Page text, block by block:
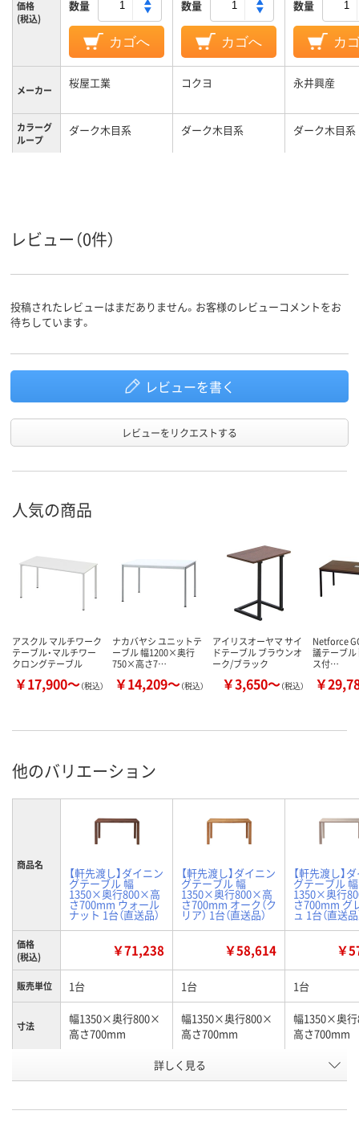
価格
(税込)
数量
カゴへ
数量
カゴへ
数量
カ
メーカー 桜屋工業 コクヨ 永井興産
カラーグ
ループ
ダーク木目系 ダーク木目系 ダーク木目系
レビュー（0件）
投稿されたレビューはまだありません。お客様のレビューコメントをお
待ちしています。
レビューを書く
レビューをリクエストする
人気の商品
アスクル マルチワーク
テーブル・マルチワー
クロングテーブル
￥17,900～（税込）
ナカバヤシ ユニットテ
ーブル 幅1200×奥行
750×高さ7…
￥14,209～（税込）
アイリスオーヤマ サイ
ドテーブル ブラウンオ
ーク/ブラック
￥3,650～（税込）
Netforce
議テーブ
ス付…
￥
他のバリエーション
商品名
【軒先渡し】ダイニン
グテーブル 幅
1350×奥行800×高
さ700mm ウォール
ナット 1台（直送品）
【軒先渡し】ダイニン
グテーブル 幅
1350×奥行800×高
さ700mm オーク（ク
リア） 1台（直送品）
【軒先渡し】
グテーブル 幅
1350×奥行
さ700mm グ
ュ 1台（直送品
価格
(税込)
￥71,238 ￥58,614 ￥
販売単位 1台 1台 1台
寸法
幅1350×奥行800×
高さ700mm
幅1350×奥行800×
高さ700mm
幅1350×奥
高さ700mm
オーク（クリア） グレージュ
号
詳しく見る